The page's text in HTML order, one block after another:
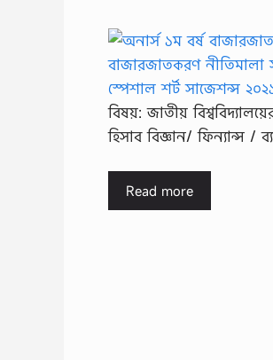
বিষয়: জাতীয়
হিসাব বিজ্ঞান/ ফিন্যান্স /
Read more